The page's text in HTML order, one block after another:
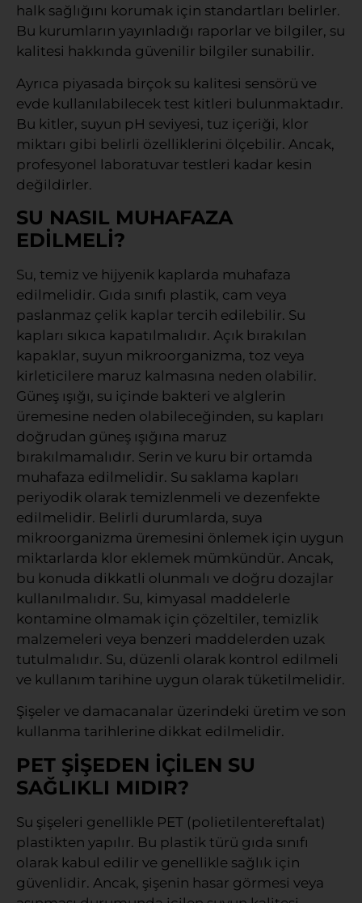
halk sağlığını korumak için standartları belirler.
Bu kurumların yayınladığı raporlar ve bilgiler, su
kalitesi hakkında güvenilir bilgiler sunabilir.
Ayrıca piyasada birçok su kalitesi sensörü ve
evde kullanılabilecek test kitleri bulunmaktadır.
Bu kitler, suyun pH seviyesi, tuz içeriği, klor
miktarı gibi belirli özelliklerini ölçebilir. Ancak,
profesyonel laboratuvar testleri kadar kesin
değildirler.
SU NASIL MUHAFAZA
EDİLMELİ?
Su, temiz ve hijyenik kaplarda muhafaza
edilmelidir. Gıda sınıfı plastik, cam veya
paslanmaz çelik kaplar tercih edilebilir. Su
kapları sıkıca kapatılmalıdır. Açık bırakılan
kapaklar, suyun mikroorganizma, toz veya
kirleticilere maruz kalmasına neden olabilir.
Güneş ışığı, su içinde bakteri ve alglerin
üremesine neden olabileceğinden, su kapları
doğrudan güneş ışığına maruz
bırakılmamalıdır. Serin ve kuru bir ortamda
muhafaza edilmelidir. Su saklama kapları
periyodik olarak temizlenmeli ve dezenfekte
edilmelidir. Belirli durumlarda, suya
mikroorganizma üremesini önlemek için uygun
miktarlarda klor eklemek mümkündür. Ancak,
bu konuda dikkatli olunmalı ve doğru dozajlar
kullanılmalıdır. Su, kimyasal maddelerle
kontamine olmamak için çözeltiler, temizlik
malzemeleri veya benzeri maddelerden uzak
tutulmalıdır. Su, düzenli olarak kontrol edilmeli
ve kullanım tarihine uygun olarak tüketilmelidir.
Şişeler ve damacanalar üzerindeki üretim ve son
kullanma tarihlerine dikkat edilmelidir.
PET ŞİŞEDEN İÇİLEN SU
SAĞLIKLI MIDIR?
Su şişeleri genellikle PET (polietilentereftalat)
plastikten yapılır. Bu plastik türü gıda sınıfı
olarak kabul edilir ve genellikle sağlık için
güvenlidir. Ancak, şişenin hasar görmesi veya